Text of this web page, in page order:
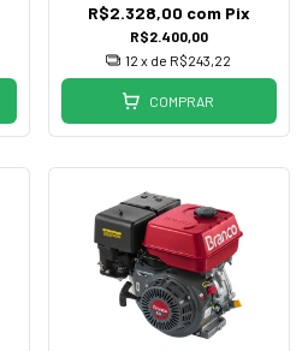
R$2.400,00
R$2.328,00 com Pix
12 x de R$243,22
COMPRAR